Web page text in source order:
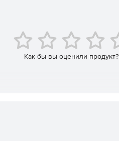
Как бы вы оценили продукт?